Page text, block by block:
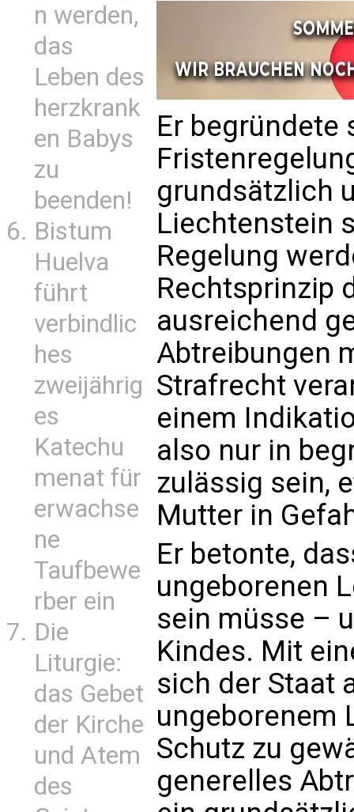
n werden,
das
Leben des
herzkrank
en Babys
zu
beenden!
Bistum
Huelva
führt
verbindlic
hes
zweijährig
es
Katechu
menat für
erwachse
ne
Taufbewe
rber ein
Die
Liturgie:
das Gebet
der Kirche
und Atem
des
Er begründete
grundsätzlich
Liechtenstein
Regelung
Rechtsprinzip
ausreichend
Abtreibungen
Strafrecht
einem
also nur in
zulässig sein,
Mutter in
Er betonte,
ungeborenen
sein müsse –
Kindes. Mit
sich der Staat
ungeborenem
Schutz zu
generelles